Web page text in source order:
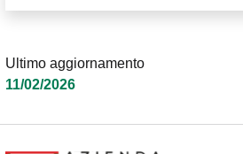
Ultimo aggiornamento
11/02/2026